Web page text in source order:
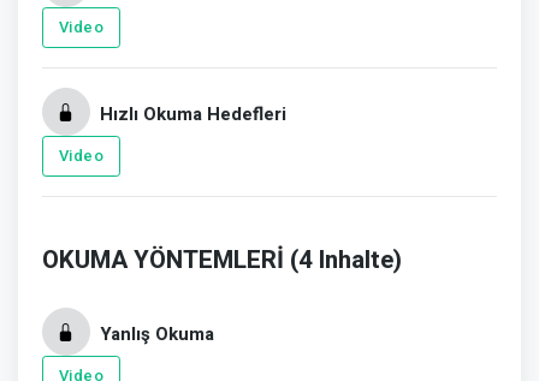
Video
Hızlı Okuma Hedefleri
Video
OKUMA YÖNTEMLERİ (4 Inhalte)
Yanlış Okuma
Video